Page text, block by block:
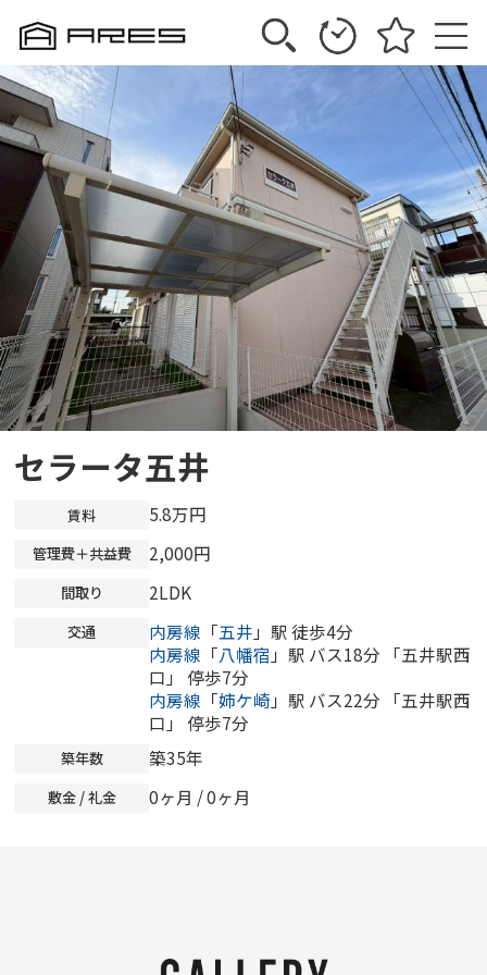
セラータ五井
賃料 5.8万円
管理費＋共益費 2,000円
間取り 2LDK
交通 内房線 「五井 」駅 徒歩4分
内房線 「八幡宿 」駅 バス18分 「五井駅西
口」 停歩7分
内房線 「姉ケ崎 」駅 バス22分 「五井駅西
口」 停歩7分
築年数 築35年
敷金 / 礼金 0ヶ月 /0ヶ月